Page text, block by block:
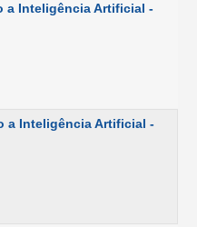
a Inteligência Artificial -
a Inteligência Artificial -